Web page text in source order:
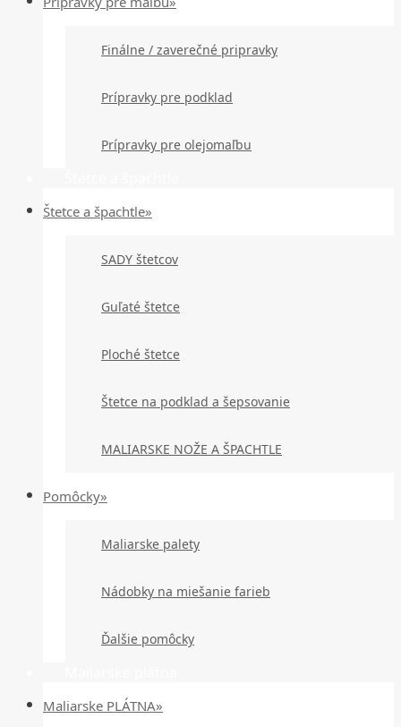
Finálne / zaverečné pripravky
Prípravky pre podklad
Prípravky pre olejomaľbu
Štetce a špachtle»
SADY štetcov
Guľaté štetce
Ploché štetce
Štetce na podklad a šepsovanie
MALIARSKE NOŽE A ŠPACHTLE
Pomôcky»
Maliarske palety
Nádobky na miešanie farieb
Ďalšie pomôcky
Maliarske PLÁTNA»